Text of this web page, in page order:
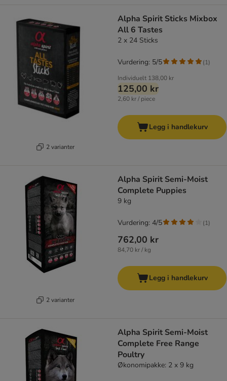
2 varianter
Alpha Spirit Sticks Mixbox
All 6 Tastes
2 x 24 Sticks
Individuelt 138,00 kr
125,00 kr
2,60 kr / piece
Vurdering: 5/5 (1)
Legg i handlekurv
2 varianter
Alpha Spirit Semi-Moist
Complete Puppies
9 kg
762,00 kr
84,70 kr / kg
Vurdering: 4/5 (1)
Legg i handlekurv
Alpha Spirit Semi-Moist
Complete Free Range
Poultry
Økonomipakke: 2 x 9 kg